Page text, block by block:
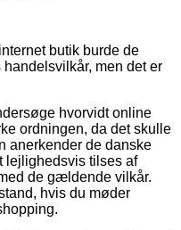
butik burde de
men det er
hvorvidt online
ordningen, da det skulle
anerkender de danske
lejlighedsvis tilses af
de gældende vilkår.
hvis du møder